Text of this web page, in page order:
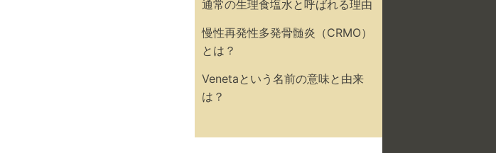
通常の生理食塩水と呼ばれる理由
慢性再発性多発骨髄炎（CRMO）
とは？
Venetaという名前の意味と由来
は？